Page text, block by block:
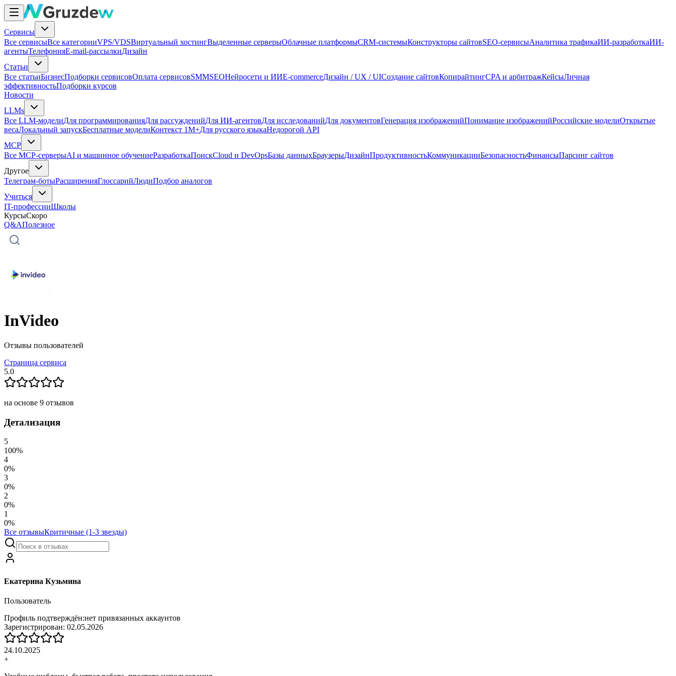
Сервисы
Все сервисыВсе категорииVPS/VDSВиртуальный хостингВыделенные серверыОблачные платформыCRM-системыКонструкторы сайтовSEO-сервисыАналитика трафикаИИ-разработкаИИ-
агентыТелефонияE-mail-рассылкиДизайн
Статьи
Все статьиБизнесПодборки сервисовОплата сервисовSMMSEOНейросети и ИИE-commerceДизайн / UX / UIСоздание сайтовКопирайтингCPA и арбитражКейсыЛичная
эффективностьПодборки курсов
Новости
LLMs
Все LLM-моделиДля программированияДля рассужденийДля ИИ-агентовДля исследованийДля документовГенерация изображенийПонимание изображенийРоссийские моделиОткрытые
весаЛокальный запускБесплатные моделиКонтекст 1M+Для русского языкаНедорогой API
MCP
Все MCP-серверыAI и машинное обучениеРазработкаПоискCloud и DevOpsБазы данныхБраузерыДизайнПродуктивностьКоммуникацииБезопасностьФинансыПарсинг сайтов
Другое
Телеграм-ботыРасширенияГлоссарийЛюдиПодбор аналогов
Учиться
IT-профессииШколы
КурсыСкоро
Q&AПолезное
InVideo
Отзывы пользователей
Страница сервиса
5.0
на основе 9 отзывов
Детализация
5
100%
4
0%
3
0%
2
0%
1
0%
Все отзывыКритичные (1-3 звезды)
Екатерина Кузьмина
Пользователь
Профиль подтверждён:нет привязанных аккаунтов
Зарегистрирован: 02.05.2026
24.10.2025
+